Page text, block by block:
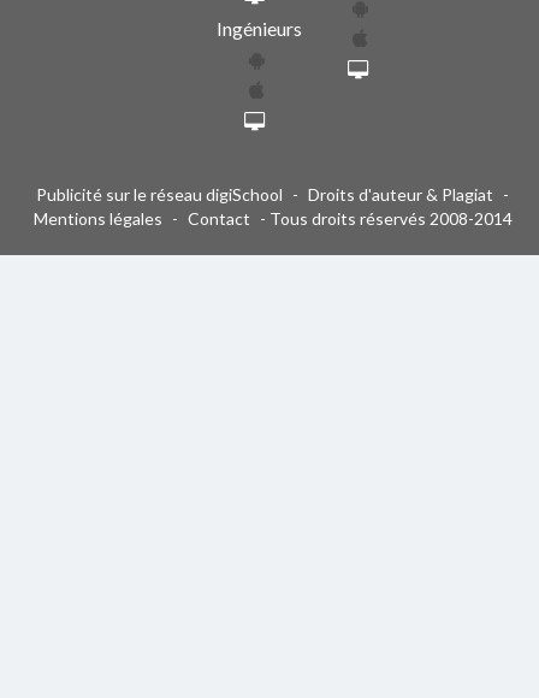
Ingénieurs
Publicité sur le réseau digiSchool - Droits d'auteur & Plagiat -
Mentions légales - Contact - Tous droits réservés 2008-2014